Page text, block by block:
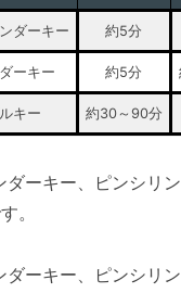
ダーキー 約5分
ーキー 約5分
キー 約30～90分
ダーキー、ピンシリ
。
ーキー、ピンシリ